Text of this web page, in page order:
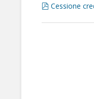
pdf
Cessione